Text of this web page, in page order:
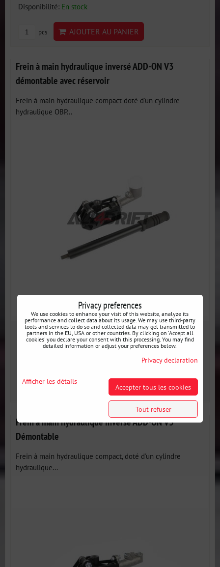
Disponibilité: En stock
pcs AJOUTER AU PANIER
Frein à main hydraulique inversé ADD-ON V3
démontable avec réservoir
Frein à main hydraulique compact doté d'un cylindre
hydraulique OBP...
177 €incl. VAT
SELECT VARIANT
Frein à main hydraulique inversé ADD-ON V3
Démontable
Frein à main hydraulique compact, doté d'un cylindre
hydraulique...
Privacy preferences
We use cookies to enhance your visit of this website, analyze its
performance and collect data about its usage. We may use third-party
tools and services to do so and collected data may get transmitted to
partners in the EU, USA or other countries. By clicking on 'Accept all
cookies' you declare your consent with this processing. You may find
detailed information or adjust your preferences below.
Privacy declaration
Afficher les détails
Accepter tous les cookies
Tout refuser